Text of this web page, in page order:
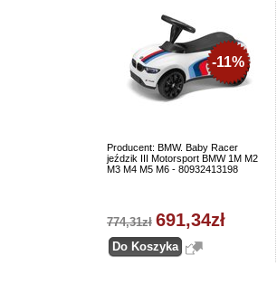
Producent: BMW. Baby Racer
jeździk III Motorsport BMW 1M M2
M3 M4 M5 M6 - 80932413198
-11%
774,31zł 691,34zł